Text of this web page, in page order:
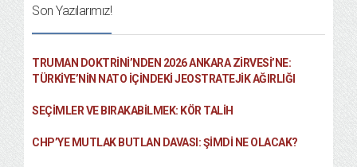
Son Yazılarımız!
TRUMAN DOKTRINI’NDEN 2026 ANKARA ZIRVESI’NE:
TÜRKIYE’NIN NATO İÇINDEKI JEOSTRATEJIK AĞIRLIĞI
SEÇIMLER VE BIRAKABILMEK: KÖR TALIH
CHP’YE MUTLAK BUTLAN DAVASI: ŞİMDİ NE OLACAK?